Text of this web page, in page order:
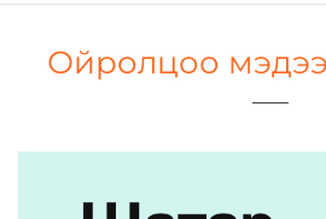
Ойролцоо